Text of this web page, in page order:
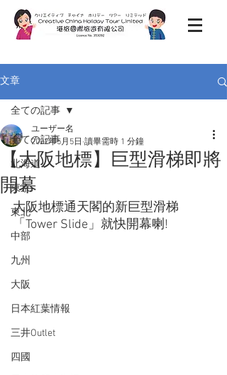
文章
全ての記事
北海道
東京
東北
中部
九州
大阪
日本紅葉情報
三井Outlet
四國
全ての記事
【大阪地標】巨型滑梯即將
開幕
ユーザー名
2022年5月5日 讀畢需時 1 分鐘
大阪地標通天閣的新巨型滑梯
「Tower Slide」就快開幕喇!